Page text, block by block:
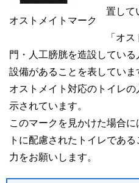
オストメイトマーク
置して
「オ
門・人工膀胱を造設してい
設備があることを表していま
オストメイト対応のトイレ
示されています。
このマークを見かけた場合
トに配慮されたトイレであ
力をお願いします。